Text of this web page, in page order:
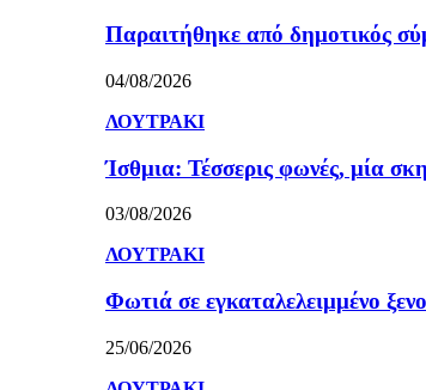
Παραιτήθηκε από δημοτικός
04/08/2026
ΛΟΥΤΡΑΚΙ
Ίσθμια: Τέσσερις φωνές, μία
03/08/2026
ΛΟΥΤΡΑΚΙ
Φωτιά σε εγκαταλελειμμένο
25/06/2026